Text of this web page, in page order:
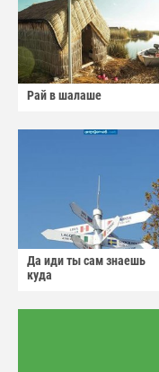
Рай в шалаше
Да иди ты сам знаешь
куда